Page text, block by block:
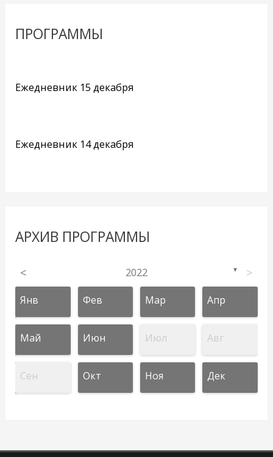
ПРОГРАММЫ
Ежедневник 15 декабря
Ежедневник 14 декабря
АРХИВ ПРОГРАММЫ
< 2022 ▼ >
Янв Фев Мар Апр
Май Июн Июл Авг
Сен Окт Ноя Дек